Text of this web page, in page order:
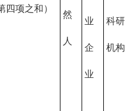
四项之和）
然
人
业
企
业
科研
机构